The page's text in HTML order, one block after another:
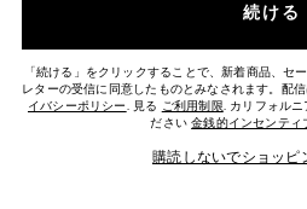
続ける
「続ける」をクリックすることで、新着商品、セ
レターの受信に同意したものとみなされます。配
イバシーポリシー. 見る ご利用制限. カリフォル
ださい金銭的インセンティ
購読しないでショッピ